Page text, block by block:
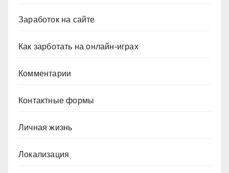
Заработок на сайте
Как зарботать на онлайн-играх
Комментарии
Контактные формы
Личная жизнь
Локализация